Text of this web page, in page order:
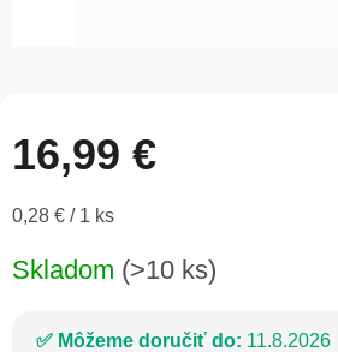
16,99 €
Jednotková
0,28 € / 1 ks
Skladom (>10 ks)
Môžeme doručiť do: 11.8.2026